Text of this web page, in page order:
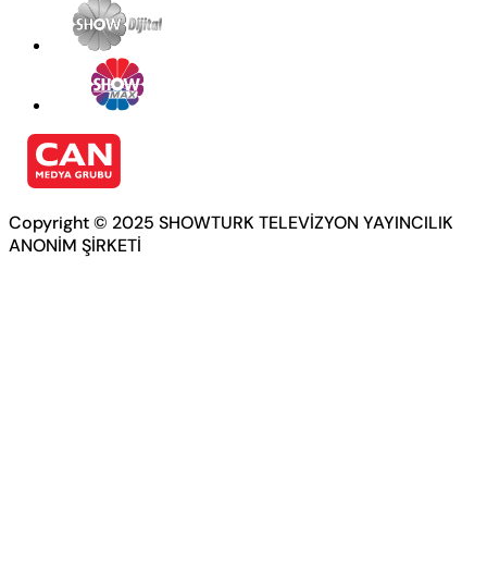
Copyright © 2025 SHOWTURK TELEVİZYON YAYINCILIK
ANONİM ŞİRKETİ